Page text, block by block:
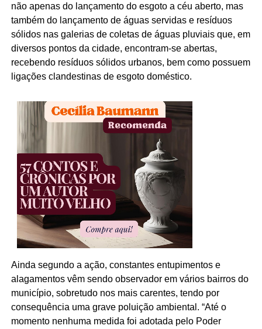
não apenas do lançamento do esgoto a céu aberto, mas
também do lançamento de águas servidas e resíduos
sólidos nas galerias de coletas de águas pluviais que, em
diversos pontos da cidade, encontram-se abertas,
recebendo resíduos sólidos urbanos, bem como possuem
ligações clandestinas de esgoto doméstico.
Ainda segundo a ação, constantes entupimentos e
alagamentos vêm sendo observador em vários bairros do
município, sobretudo nos mais carentes, tendo por
consequência uma grave poluição ambiental. “Até o
momento nenhuma medida foi adotada pelo Poder